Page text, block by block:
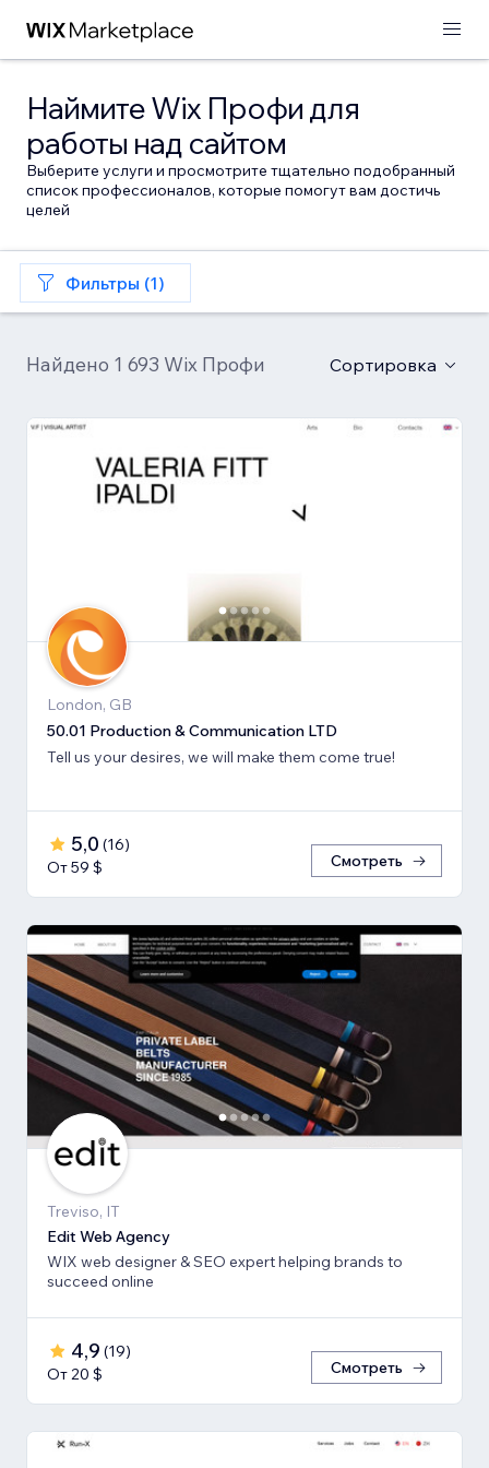
Наймите Wix Профи для
работы над сайтом
Выберите услуги и просмотрите тщательно подобранный
список профессионалов, которые помогут вам достичь
целей
Фильтры (1)
Найдено 1 693 Wix Профи Сортировка
London, GB
50.01 Production & Communication LTD
Tell us your desires, we will make them come true!
5,0 (16)
От 59 $
Смотреть
Treviso, IT
Edit Web Agency
WIX web designer & SEO expert helping brands to
succeed online
4,9 (19)
От 20 $
Смотреть